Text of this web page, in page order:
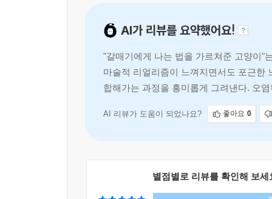
AI가 리뷰를 요약했어요!
"갈매기에게 나는 법을 가르쳐준 고양이"
마술적 리얼리즘이 느껴지면서도 포근한
합해가는 과정을 흥미롭게 그려낸다. 오
야기를 통해 인간과 자연, 인간
별점별로 리뷰를 확인해 보세